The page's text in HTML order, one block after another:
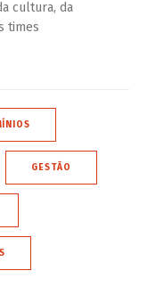
cultura, da
times
GESTÃO